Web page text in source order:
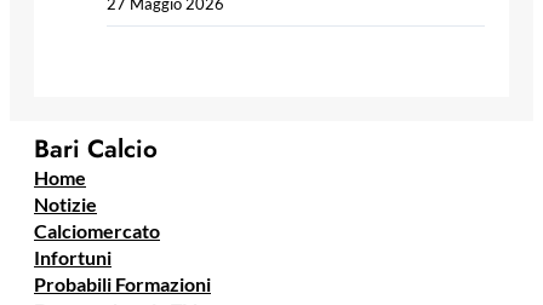
Bari Calcio
Home
Notizie
Calciomercato
Infortuni
Probabili Formazioni